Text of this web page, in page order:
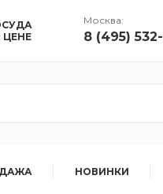
Москва:
8 (495)
НОВИНКИ